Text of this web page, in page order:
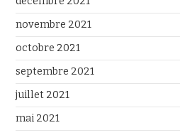
novembre 2021
octobre 2021
septembre 2021
juillet 2021
mai 2021